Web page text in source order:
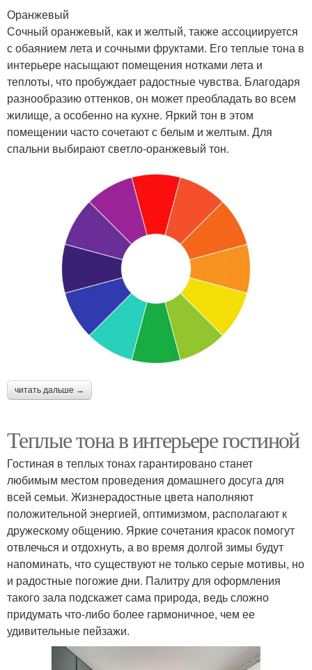
Оранжевый
Сочный оранжевый, как и желтый, также ассоциируется
с обаянием лета и сочными фруктами. Его теплые тона в
интерьере насыщают помещения нотками лета и
теплоты, что пробуждает радостные чувства. Благодаря
разнообразию оттенков, он может преобладать во всем
жилище, а особенно на кухне. Яркий тон в этом
помещении часто сочетают с белым и желтым. Для
спальни выбирают светло-оранжевый тон.
читать дальше →
Теплые тона в интерьере гостиной
Гостиная в теплых тонах гарантировано станет
любимым местом проведения домашнего досуга для
всей семьи. Жизнерадостные цвета наполняют
положительной энергией, оптимизмом, располагают к
дружескому общению. Яркие сочетания красок помогут
отвлечься и отдохнуть, а во время долгой зимы будут
напоминать, что существуют не только серые мотивы, но
и радостные погожие дни. Палитру для оформления
такого зала подскажет сама природа, ведь сложно
придумать что-либо более гармоничное, чем ее
удивительные пейзажи.